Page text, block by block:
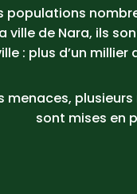
populations
ville de Nara, ils
: plus d’un millier
menaces,
sont mises en